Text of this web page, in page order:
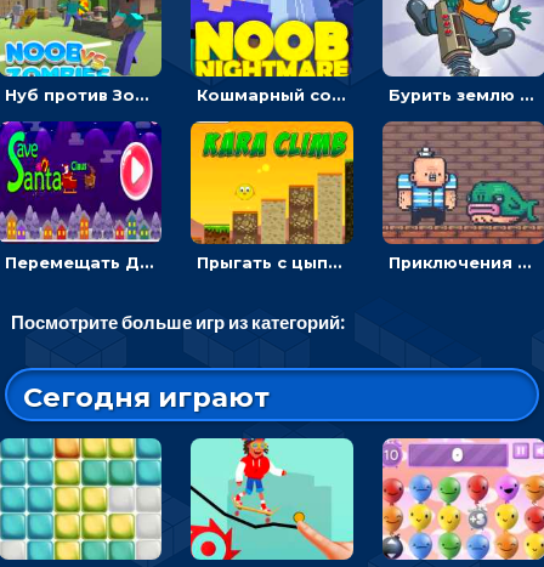
Нуб против Зомби: направлять линию на врага и бить молотом Кошмарный сон Нуба: балансируй, чтобы выжить Бурить землю с миньоном, чтобы собирать ископаемые - приключения
Перемещать Деда Мороза с оленями, чтобы стрелять по снеговикам - приключения Прыгать с цыпленком по столбикам вверх, чтобы собирать время - гиперказуальные Приключения Пиратские бомбы: собирать взрывчатку, пока не поднялась вода
Посмотрите больше игр из категорий:
Сегодня играют